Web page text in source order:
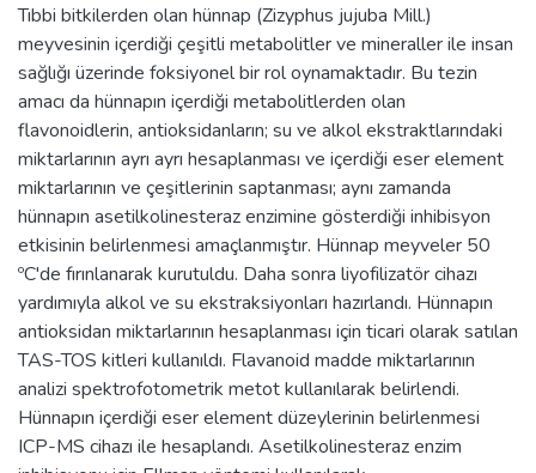
Tıbbi bitkilerden olan hünnap (Zizyphus jujuba Mill.)
meyvesinin içerdiği çeşitli metabolitler ve mineraller ile insan
sağlığı üzerinde foksiyonel bir rol oynamaktadır. Bu tezin
amacı da hünnapın içerdiği metabolitlerden olan
flavonoidlerin, antioksidanların; su ve alkol ekstraktlarındaki
miktarlarının ayrı ayrı hesaplanması ve içerdiği eser element
miktarlarının ve çeşitlerinin saptanması; aynı zamanda
hünnapın asetilkolinesteraz enzimine gösterdiği inhibisyon
etkisinin belirlenmesi amaçlanmıştır. Hünnap meyveler 50
ºC'de fırınlanarak kurutuldu. Daha sonra liyofilizatör cihazı
yardımıyla alkol ve su ekstraksiyonları hazırlandı. Hünnapın
antioksidan miktarlarının hesaplanması için ticari olarak satılan
TAS-TOS kitleri kullanıldı. Flavanoid madde miktarlarının
analizi spektrofotometrik metot kullanılarak belirlendi.
Hünnapın içerdiği eser element düzeylerinin belirlenmesi
ICP-MS cihazı ile hesaplandı. Asetilkolinesteraz enzim